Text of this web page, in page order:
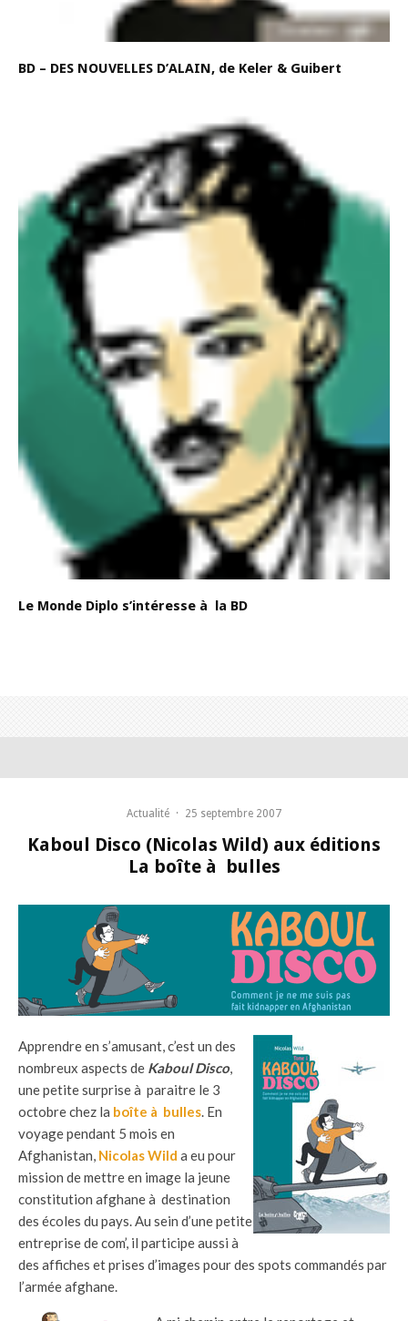
BD – DES NOUVELLES D’ALAIN, de Keler & Guibert
Le Monde Diplo s’intéresse à la BD
Actualité · 25 septembre 2007
Kaboul Disco (Nicolas Wild) aux éditions
La boîte à bulles
Apprendre en s’amusant, c’est un des
nombreux aspects de Kaboul Disco,
une petite surprise à paraitre le 3
octobre chez la boîte à bulles. En
voyage pendant 5 mois en
Afghanistan, Nicolas Wild a eu pour
mission de mettre en image la jeune
constitution afghane à destination
des écoles du pays. Au sein d’une petite
entreprise de com’, il participe aussi à
des affiches et prises d’images pour des spots commandés par
l’armée afghane.